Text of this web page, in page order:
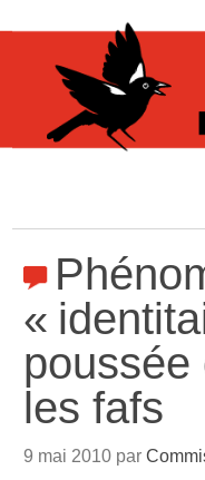
«
poussée
les fafs
9 mai 2010 par